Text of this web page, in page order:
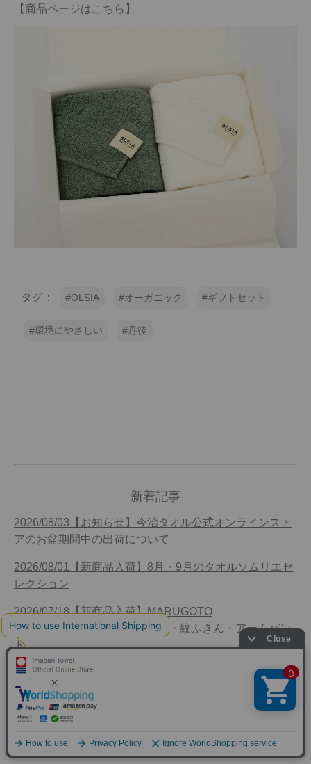
新着記事
2026/08/03【お知らせ】今治タオル公式オンラインスト
アのお盆期間中の出荷について
2026/08/01【新商品入荷】8月・9月のタオルソムリエセ
レクション
2026/07/18【新商品入荷】MARUGOTO
TOWEL(OSOTO) WAFFLE AIR・紋ふきん・アームバン
ド
2026/07/10【お知らせ】南青山店 今治タオルメーカー
ポップアップのお知らせ
2026/07/09【お知らせ】今治タオル 南青山店 7月15日
【商品ページはこちら】
タグ： OLSIA オーガニック ギフトセット
環境にやさしい 丹後